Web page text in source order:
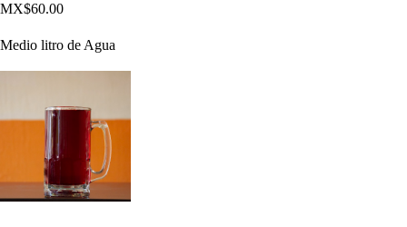
MX$60.00
Medio litro de Agua